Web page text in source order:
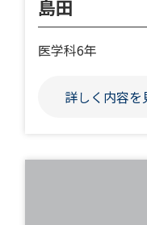
島田
医学科6年
詳しく内容を